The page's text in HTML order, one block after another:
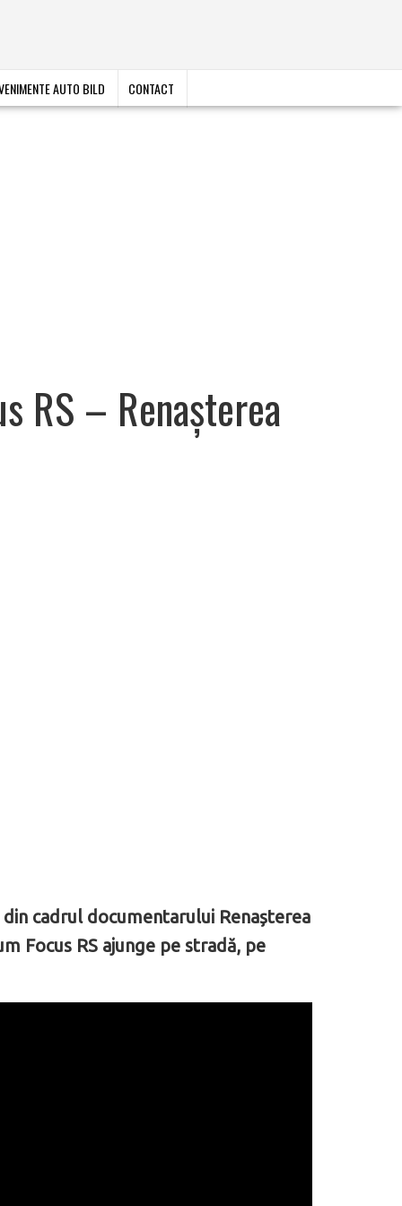
AUTO BILD CONTACT
RS – Renașterea
cadrul documentarului Renașterea
Focus RS ajunge pe stradă, pe